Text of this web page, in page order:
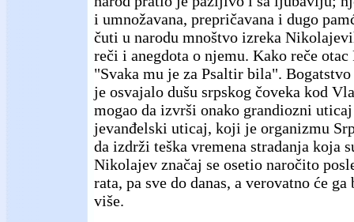
i umnožavana, prepričavana i dugo
čuti u narodu mnoštvo izreka
reči i anegdota o njemu. Kako reče
"Svaka mu je za Psaltir bila".
je osvajalo dušu srpskog čoveka kod
mogao da izvrši onako grandiozni uticaj
jevanđelski uticaj, koji je organizmu
da izdrži teška vremena stradanja koja
Nikolajev značaj se osetio naročito
rata, pa sve do danas, a verovatno će
više.